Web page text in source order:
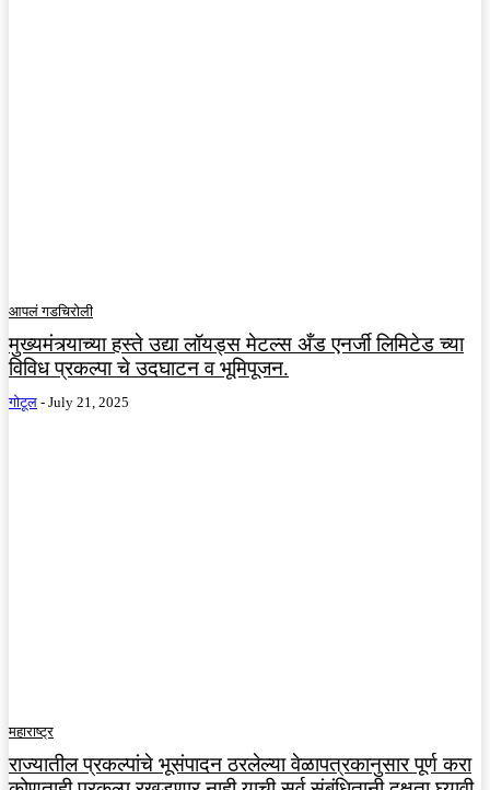
आपलं गडचिरोली
मुख्यमंत्र्याच्या हस्ते उद्या लॉयड्स मेटल्स अँड एनर्जी लिमिटेड च्या
विविध प्रकल्पा चे उदघाटन व भूमिपूजन.
गोटूल - July 21, 2025
महाराष्ट्र
राज्यातील प्रकल्पांचे भूसंपादन ठरलेल्या वेळापत्रकानुसार पूर्ण करा